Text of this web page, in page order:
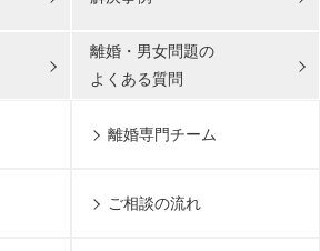
離婚・男女問題の
よくある質問
離婚専門チーム
ご相談の流れ